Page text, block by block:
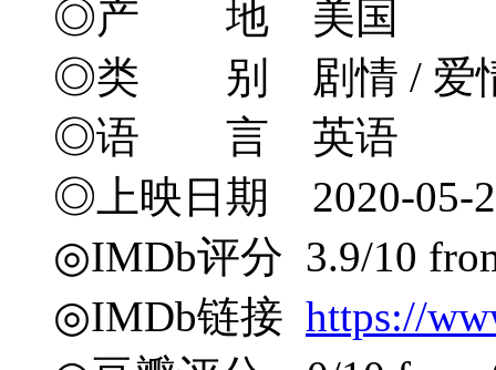
◎产 地 美国
◎类 别 剧情 / 爱
◎语 言 英语
◎上映日期 2020-05-
◎IMDb评分 3.9/10
◎IMDb链接 https://